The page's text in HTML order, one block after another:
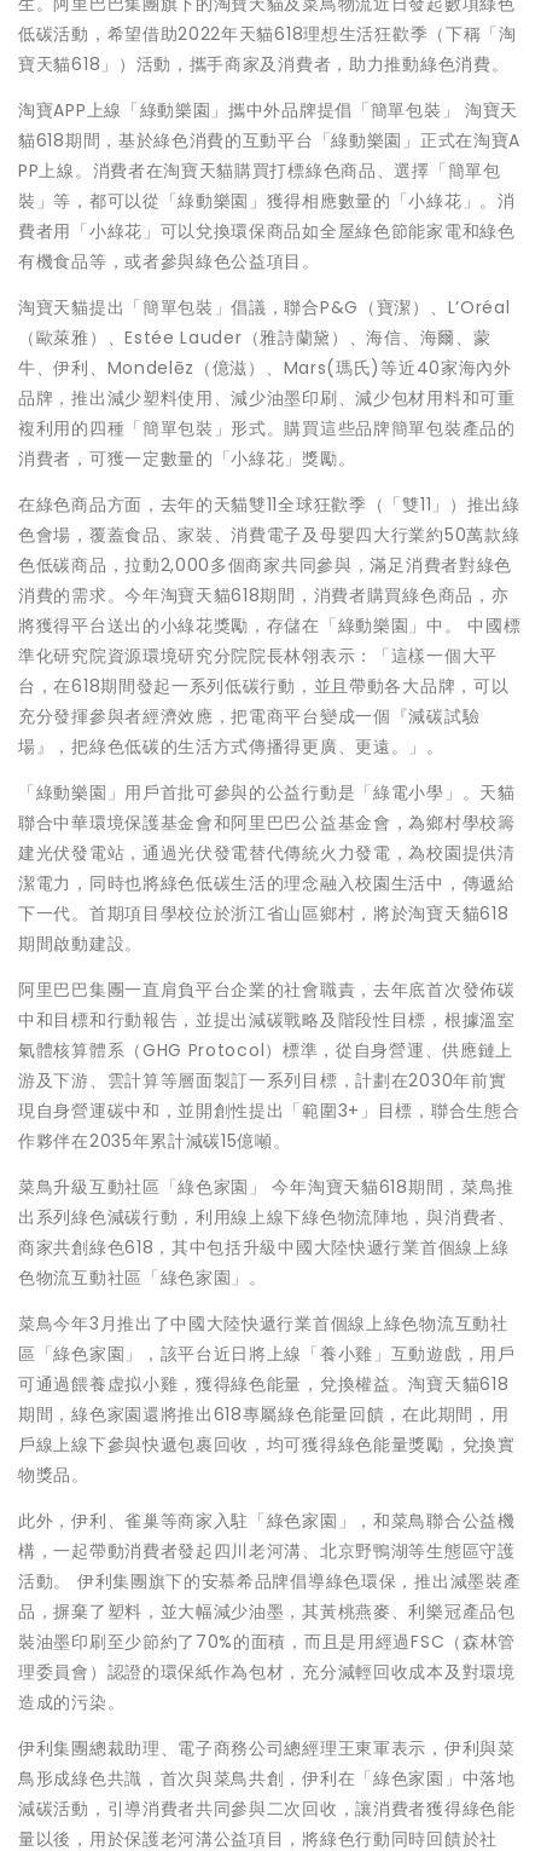
低碳活動，希望借助2022年天貓618理想生活狂歡季（下稱「淘
寶天貓618」）活動，攜手商家及消費者，助力推動綠色消費。
淘寶APP上線「綠動樂園」攜中外品牌提倡「簡單包裝」 淘寶天
貓618期間，基於綠色消費的互動平台「綠動樂園」正式在淘寶A
PP上線。消費者在淘寶天貓購買打標綠色商品、選擇「簡單包
裝」等，都可以從「綠動樂園」獲得相應數量的「小綠花」。消
費者用「小綠花」可以兌換環保商品如全屋綠色節能家電和綠色
有機食品等，或者參與綠色公益項目。
淘寶天貓提出「簡單包裝」倡議，聯合P&G（寶潔）、L’Oréal
（歐萊雅）、Estée Lauder（雅詩蘭黛）、海信、海爾、蒙
牛、伊利、Mondelēz（億滋）、Mars(瑪氏)等近40家海內外
品牌，推出減少塑料使用、減少油墨印刷、減少包材用料和可重
複利用的四種「簡單包裝」形式。購買這些品牌簡單包裝產品的
消費者，可獲一定數量的「小綠花」獎勵。
在綠色商品方面，去年的天貓雙11全球狂歡季（「雙11」）推出綠
色會場，覆蓋食品、家裝、消費電子及母嬰四大行業約50萬款綠
色低碳商品，拉動2,000多個商家共同參與，滿足消費者對綠色
消費的需求。今年淘寶天貓618期間，消費者購買綠色商品，亦
將獲得平台送出的小綠花獎勵，存儲在「綠動樂園」中。 中國標
準化研究院資源環境研究分院院長林翎表示：「這樣一個大平
台，在618期間發起一系列低碳行動，並且帶動各大品牌，可以
充分發揮參與者經濟效應，把電商平台變成一個『減碳試驗
場』，把綠色低碳的生活方式傳播得更廣、更遠。」。
「綠動樂園」用戶首批可參與的公益行動是「綠電小學」。天貓
聯合中華環境保護基金會和阿里巴巴公益基金會，為鄉村學校籌
建光伏發電站，通過光伏發電替代傳統火力發電，為校園提供清
潔電力，同時也將綠色低碳生活的理念融入校園生活中，傳遞給
下一代。首期項目學校位於浙江省山區鄉村，將於淘寶天貓618
期間啟動建設。
阿里巴巴集團一直肩負平台企業的社會職責，去年底首次發佈碳
中和目標和行動報告，並提出減碳戰略及階段性目標，根據溫室
氣體核算體系（GHG Protocol）標準，從自身營運、供應鏈上
游及下游、雲計算等層面製訂一系列目標，計劃在2030年前實
現自身營運碳中和，並開創性提出「範圍3+」目標，聯合生態合
作夥伴在2035年累計減碳15億噸。
菜鳥升級互動社區「綠色家園」 今年淘寶天貓618期間，菜鳥推
出系列綠色減碳行動，利用線上線下綠色物流陣地，與消費者、
商家共創綠色618，其中包括升級中國大陸快遞行業首個線上綠
色物流互動社區「綠色家園」。
菜鳥今年3月推出了中國大陸快遞行業首個線上綠色物流互動社
區「綠色家園」，該平台近日將上線「養小雞」互動遊戲，用戶
可通過餵養虚拟小雞，獲得綠色能量，兌換權益。淘寶天貓618
期間，綠色家園還將推出618專屬綠色能量回饋，在此期間，用
戶線上線下參與快遞包裹回收，均可獲得綠色能量獎勵，兌換實
物獎品。
此外，伊利、雀巢等商家入駐「綠色家園」，和菜鳥聯合公益機
構，一起帶動消費者發起四川老河溝、北京野鴨湖等生態區守護
活動。 伊利集團旗下的安慕希品牌倡導綠色環保，推出減墨裝產
品，摒棄了塑料，並大幅減少油墨，其黃桃燕麥、利樂冠產品包
裝油墨印刷至少節約了70%的面積，而且是用經過FSC（森林管
理委員會）認證的環保紙作為包材，充分減輕回收成本及對環境
造成的污染。
伊利集團總裁助理、電子商務公司總經理王東軍表示，伊利與菜
鳥形成綠色共識，首次與菜鳥共創，伊利在「綠色家園」中落地
減碳活動，引導消費者共同參與二次回收，讓消費者獲得綠色能
量以後，用於保護老河溝公益項目，將綠色行動同時回饋於社